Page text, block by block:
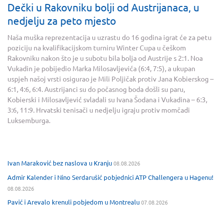
Dečki u Rakovniku bolji od Austrijanaca, u
nedjelju za peto mjesto
Naša muška reprezentacija u uzrastu do 16 godina igrat će za petu
poziciju na kvalifikacijskom turniru Winter Cupa u češkom
Rakovniku nakon što je u subotu bila bolja od Austrije s 2:1. Noa
Vukadin je pobijedio Marka Milosavljevića (6:4, 7:5), a ukupan
uspjeh našoj vrsti osigurao je Mili Poljičak protiv Jana Kobierskog –
6:1, 4:6, 6:4. Austrijanci su do počasnog boda došli su paru,
Kobierski i Milosavljević svladali su Ivana Šodana i Vukadina – 6:3,
3:6, 11:9. Hrvatski tenisači u nedjelju igraju protiv momčadi
Luksemburga.
Ivan Maraković bez naslova u Kranju08.08.2026
Admir Kalender i Nino Serdarušić pobjednici ATP Challengera u Hagenu!
08.08.2026
Pavić i Arevalo krenuli pobjedom u Montrealu07.08.2026